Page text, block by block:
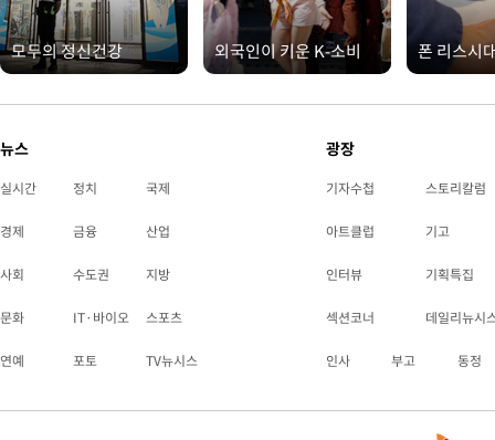
모두의 정신건강 외국인이 키운 K-소비 폰 리스시
뉴스
실시간 정치 국제
경제 금융 산업
사회 수도권 지방
문화 IT·바이오 스포츠
연예 포토 TV뉴시스
광장
기자수첩 스토리칼럼
아트클럽 기고
인터뷰 기획특집
섹션코너 데일리뉴시
인사 부고 동정